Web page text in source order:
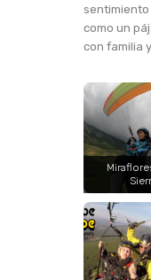
sentimiento
como un
con familia